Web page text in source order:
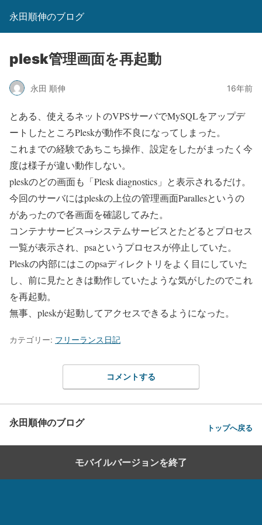
永田順伸のブログ
plesk管理画面を再起動
永田 順伸 16年前
とある、使えるネットのVPSサーバでMySQLをアップデ
ートしたところPleskが動作不良になってしまった。
これまでの経験であちこち操作、設定をしたがまったく今
度は様子が違い動作しない。
pleskのどの画面も「Plesk diagnostics」と表示されるだけ。
今回のサーバにはpleskの上位の管理画面Parallesというの
があったので各画面を確認してみた。
コンテナサービス→システムサービスとたどるとプロセス
一覧が表示され、psaというプロセスが停止していた。
Pleskの内部にはこのpsaディレクトリをよく目にしていた
し、前に見たときは動作していたような気がしたのでこれ
を再起動。
無事、pleskが起動してアクセスできるようになった。
カテゴリー: フリーランス日記
コメントする
永田順伸のブログ トップへ戻る
モバイルバージョンを終了